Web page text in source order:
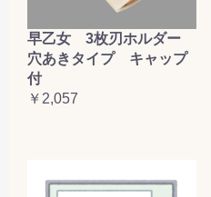
早乙女 3枚刃ホルダー
穴あきタイプ キャップ
付
￥2,057